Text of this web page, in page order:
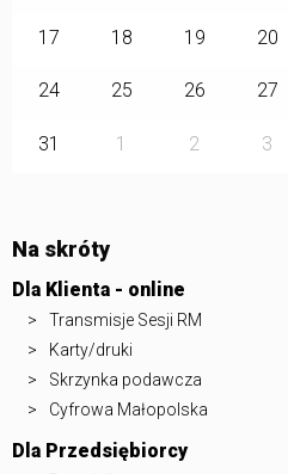
17 18 19 20
24 25 26 27
31 1 2 3
Na skróty
Dla Klienta - online
Transmisje Sesji RM
Karty/druki
Skrzynka podawcza
Cyfrowa Małopolska
Dla Przedsiębiorcy